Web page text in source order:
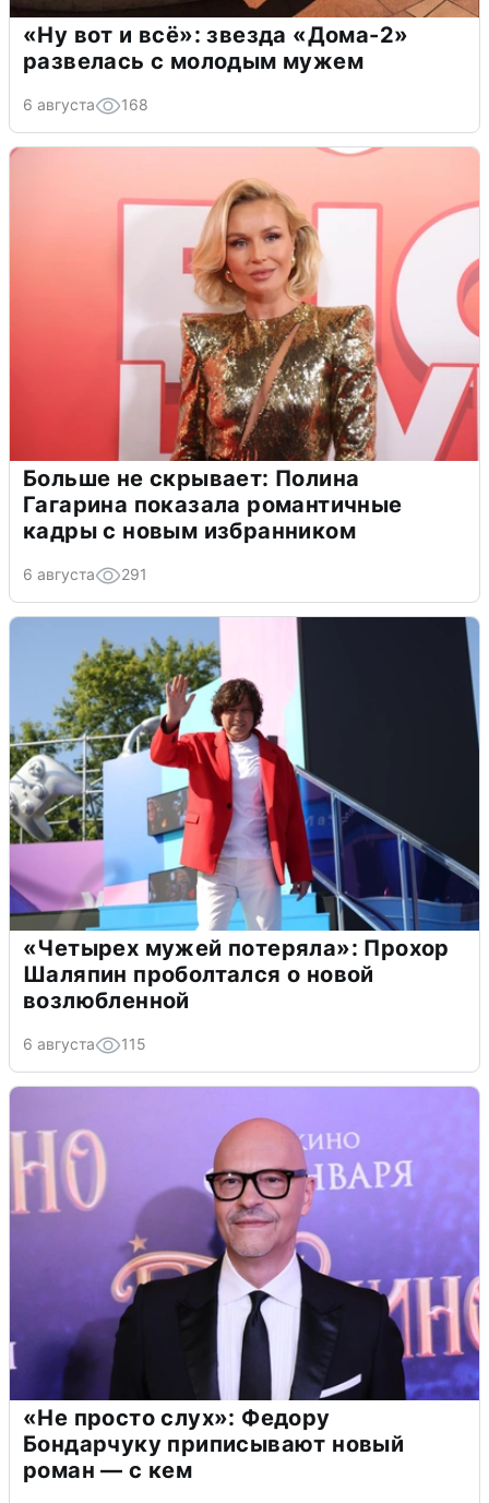
«Ну вот и всё»: звезда «Дома-2»
развелась с молодым мужем
6 августа 168
Больше не скрывает: Полина
Гагарина показала романтичные
кадры с новым избранником
6 августа 291
«Четырех мужей потеряла»: Прохор
Шаляпин проболтался о новой
возлюбленной
6 августа 115
«Не просто слух»: Федору
Бондарчуку приписывают новый
роман — с кем